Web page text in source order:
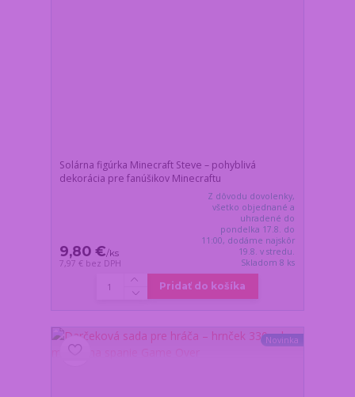
Solárna figúrka Minecraft Steve – pohyblivá
dekorácia pre fanúšikov Minecraftu
9,80 €/ks
7,97 € bez DPH
Z dôvodu dovolenky,
všetko objednané a
uhradené do
pondelka 17.8. do
11:00, dodáme najskôr
19.8. v stredu.
Skladom 8 ks
Pridať do košíka
Novinka